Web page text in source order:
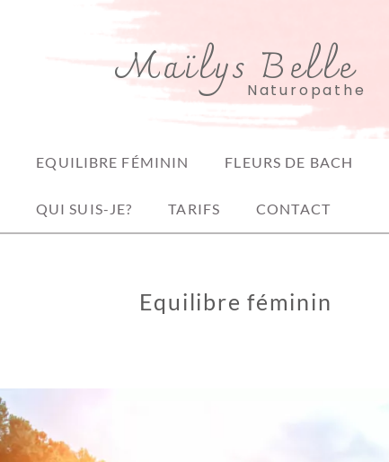
Maïlys Belle
Naturopathe
EQUILIBRE FÉMININ FLEURS DE BACH
QUI SUIS-JE? TARIFS CONTACT
Equilibre féminin